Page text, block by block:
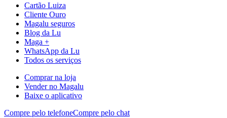
Cartão Luiza
Cliente Ouro
Magalu seguros
Blog da Lu
Maga +
WhatsApp da Lu
Todos os serviços
Comprar na loja
Vender no Magalu
Baixe o aplicativo
Compre pelo telefoneCompre pelo chat